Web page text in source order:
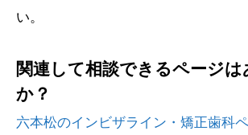
い。
関連して相談できるページは
か？
六本松のインビザライン・矯正歯科